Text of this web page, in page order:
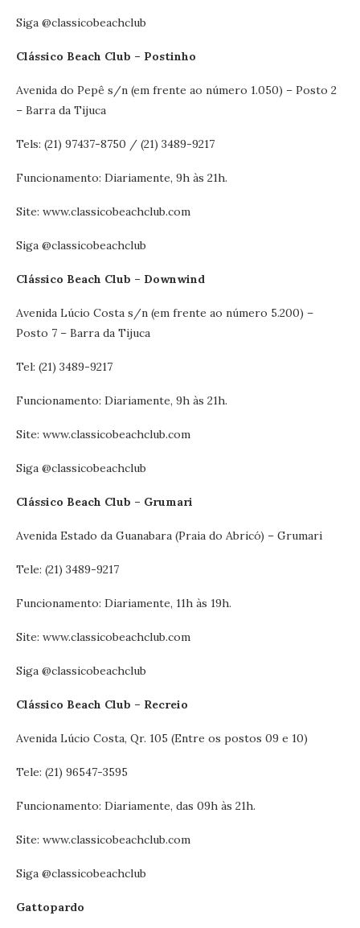
Siga @classicobeachclub
Clássico Beach Club – Postinho
Avenida do Pepê s/n (em frente ao número 1.050) – Posto 2
– Barra da Tijuca
Tels: (21) 97437-8750 / (21) 3489-9217
Funcionamento: Diariamente, 9h às 21h.
Site: www.classicobeachclub.com
Siga @classicobeachclub
Clássico Beach Club – Downwind
Avenida Lúcio Costa s/n (em frente ao número 5.200) –
Posto 7 – Barra da Tijuca
Tel: (21) 3489-9217
Funcionamento: Diariamente, 9h às 21h.
Site: www.classicobeachclub.com
Siga @classicobeachclub
Clássico Beach Club – Grumari
Avenida Estado da Guanabara (Praia do Abricó) – Grumari
Tele: (21) 3489-9217
Funcionamento: Diariamente, 11h às 19h.
Site: www.classicobeachclub.com
Siga @classicobeachclub
Clássico Beach Club – Recreio
Avenida Lúcio Costa, Qr. 105 (Entre os postos 09 e 10)
Tele: (21) 96547-3595
Funcionamento: Diariamente, das 09h às 21h.
Site: www.classicobeachclub.com
Siga @classicobeachclub
Gattopardo